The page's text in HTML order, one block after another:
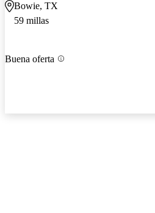
Bowie, TX
59 millas
Buena oferta